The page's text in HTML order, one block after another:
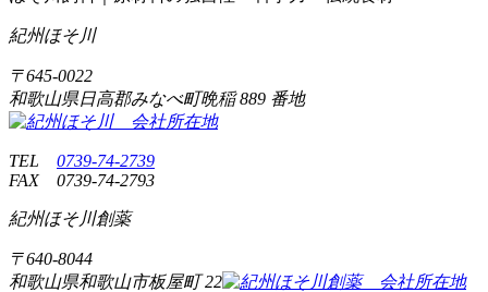
紀州ほそ川
〒645-0022
和歌山県日高郡みなべ町晩稲889 番地
TEL 0739-74-2739
FAX 0739-74-2793
紀州ほそ川創薬
〒640-8044
和歌山県和歌山市板屋町22